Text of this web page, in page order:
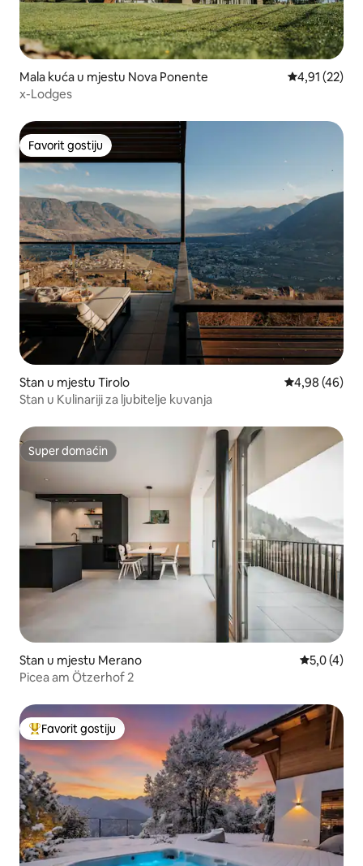
Mala kuća u mjestu Nova Ponente prosječna
4,91 (22)
x-Lodges
Favorit gostiju
Favorit gostiju
Stan u mjestu Tirolo prosječna
4,98 (46)
Stan u Kulinariji za ljubitelje kuvanja
Super domaćin
Super domaćin
Stan u mjestu Merano prosječna
5,0 (4)
Picea am Ötzerhof 2
Glavni favorit gostiju
Favorit gostiju